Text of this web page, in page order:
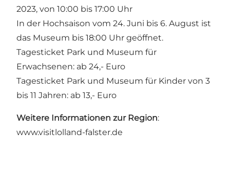
2023, von 10:00 bis 17:00 Uhr
In der Hochsaison vom 24. Juni bis 6. August ist
das Museum bis 18:00 Uhr geöffnet.
Tagesticket Park und Museum für
Erwachsenen: ab 24,- Euro
Tagesticket Park und Museum für Kinder von 3
bis 11 Jahren: ab 13,- Euro
Weitere Informationen zur Region:
www.visitlolland-falster.de